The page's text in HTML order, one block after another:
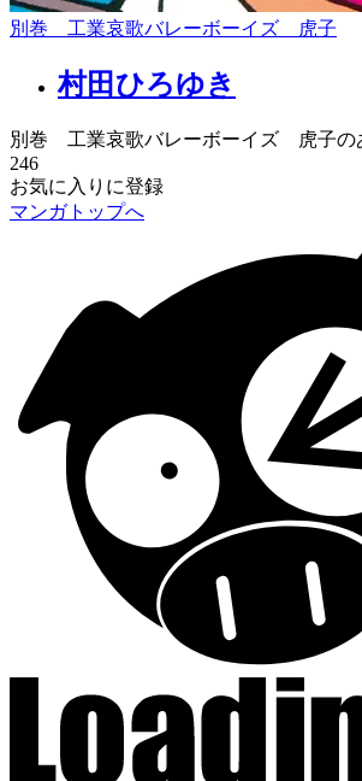
別巻 工業哀歌バレーボーイズ 虎子
村田ひろゆき
別巻 工業哀歌バレーボーイズ 虎子の
246
お気に入りに登録
マンガトップへ